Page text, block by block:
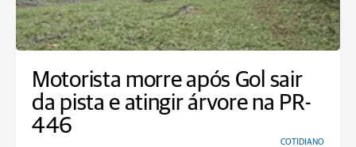
Motorista morre após Gol sair
da pista e atingir árvore na PR-
446
COTIDIANO